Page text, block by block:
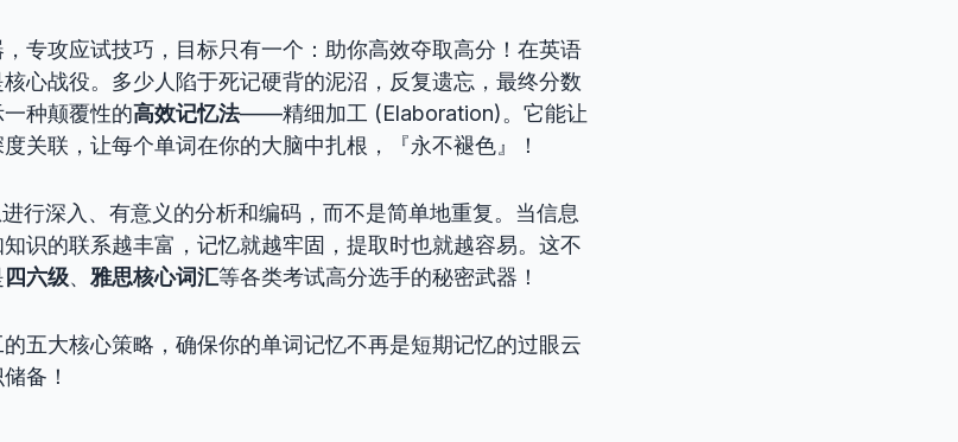
专攻应试技巧，目标只有一个：助你高效夺取高分！在英语
核心战役。多少人陷于死记硬背的泥沼，反复遗忘，最终分数
种颠覆性的高效记忆法——精细加工 (Elaboration)。它能让
关联，让每个单词在你的大脑中扎根，『永不褪色』！
行深入、有意义的分析和编码，而不是简单地重复。当信息
识的联系越丰富，记忆就越牢固，提取时也就越容易。这不
四六级、 雅思核心词汇等各类考试高分选手的秘密武器！
五大核心策略，确保你的单词记忆不再是短期记忆的过眼云
备！